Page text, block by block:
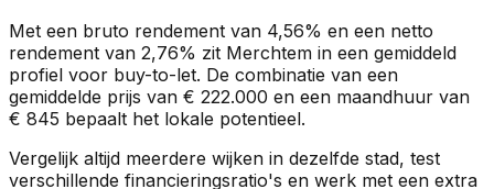
Met een bruto rendement van 4,56% en een netto
rendement van 2,76% zit Merchtem in een gemiddeld
profiel voor buy-to-let. De combinatie van een
gemiddelde prijs van € 222.000 en een maandhuur van
€ 845 bepaalt het lokale potentieel.
Vergelijk altijd meerdere wijken in dezelfde stad, test
verschillende financieringsratio's en werk met een extra